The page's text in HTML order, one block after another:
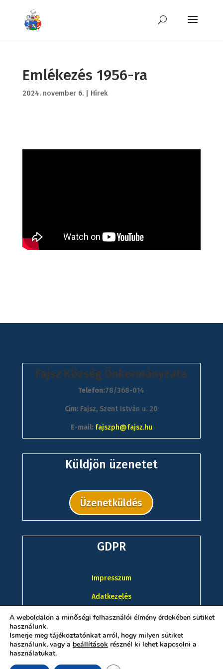
Emlékezés 1956-ra
2024. november 6.| Hírek
Fajsz Község Önkormányzata
Telefon:78/368-014
Cím: Fajsz, Szent István u. 20
E-mail: fajszph@fajsz.hu
Küldjön üzenetet
Üzenetküldés
GDPR
Impresszum
Adatkezelés
A weboldalon a minőségi felhasználói élmény érdekében sütiket
használunk.
Ismerje meg tájékoztatónkat arról, hogy milyen sütiket
használunk, vagy a beállítások résznél ki lehet kapcsolni a
használatukat.